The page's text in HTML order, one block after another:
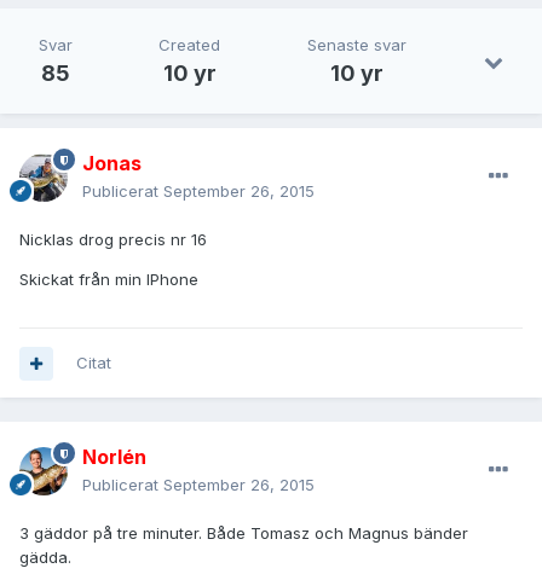
Svar
85
Created
10 yr
Senaste svar
10 yr
Jonas
Publicerat September 26, 2015
Nicklas drog precis nr 16
Skickat från min IPhone
Citat
Norlén
Publicerat September 26, 2015
3 gäddor på tre minuter. Både Tomasz och Magnus bänder
gädda.